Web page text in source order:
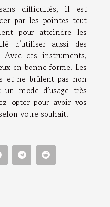
difficultés, il est
par les pointes tout
pour atteindre les
d’utiliser aussi des
Avec ces instruments,
en bonne forme. Les
et ne brûlent pas non
un mode d’usage très
opter pour avoir vos
votre souhait.